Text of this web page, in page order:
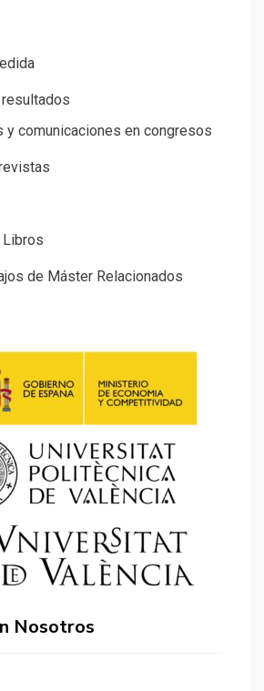
y comunicaciones en congresos
de Máster Relacionados
Nosotros